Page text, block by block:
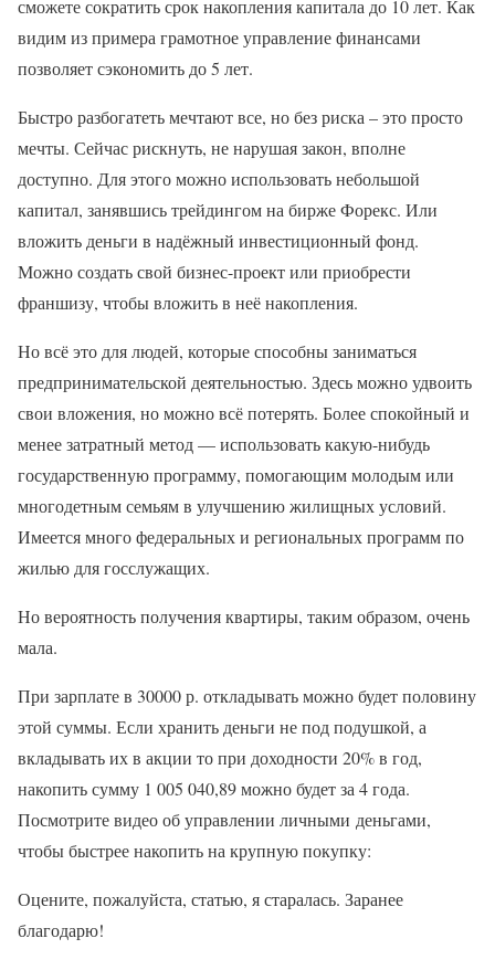
сможете сократить срок накопления капитала до 10 лет. Как
видим из примера грамотное управление финансами
позволяет сэкономить до 5 лет.
Быстро разбогатеть мечтают все, но без риска – это просто
мечты. Сейчас рискнуть, не нарушая закон, вполне
доступно. Для этого можно использовать небольшой
капитал, занявшись трейдингом на бирже Форекс. Или
вложить деньги в надёжный инвестиционный фонд.
Можно создать свой бизнес-проект или приобрести
франшизу, чтобы вложить в неё накопления.
Но всё это для людей, которые способны заниматься
предпринимательской деятельностью. Здесь можно удвоить
свои вложения, но можно всё потерять. Более спокойный и
менее затратный метод — использовать какую-нибудь
государственную программу, помогающим молодым или
многодетным семьям в улучшению жилищных условий.
Имеется много федеральных и региональных программ по
жилью для госслужащих.
Но вероятность получения квартиры, таким образом, очень
мала.
При зарплате в 30000 р. откладывать можно будет половину
этой суммы. Если хранить деньги не под подушкой, а
вкладывать их в акции то при доходности 20% в год,
накопить сумму 1 005 040,89 можно будет за 4 года.
Посмотрите видео об управлении личными деньгами,
чтобы быстрее накопить на крупную покупку:
Оцените, пожалуйста, статью, я старалась. Заранее
благодарю!